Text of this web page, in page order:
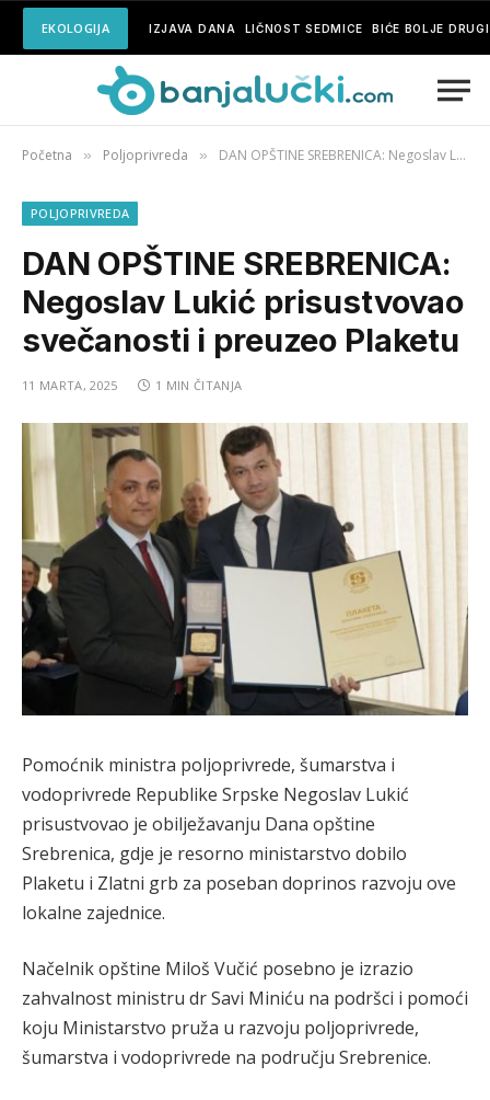
EKOLOGIJA IZJAVA DANA LIČNOST SEDMICE BIĆE BOLJE
Početna » Poljoprivreda » DAN OPŠTINE SREBRENICA: Negoslav Lukić prisustvovao svečanosti i preuzeo Plaketu
POLJOPRIVREDA
DAN OPŠTINE SREBRENICA:
Negoslav Lukić prisustvovao
svečanosti i preuzeo Plaketu
11 MARTA, 2025 1 MIN ČITANJA
Pomoćnik ministra poljoprivrede, šumarstva i
vodoprivrede Republike Srpske Negoslav Lukić
prisustvovao je obilježavanju Dana opštine
Srebrenica, gdje je resorno ministarstvo dobilo
Plaketu i Zlatni grb za poseban doprinos razvoju ove
lokalne zajednice.
Načelnik opštine Miloš Vučić posebno je izrazio
zahvalnost ministru dr Savi Miniću na podršci i pomoći
koju Ministarstvo pruža u razvoju poljoprivrede,
šumarstva i vodoprivrede na području Srebrenice.